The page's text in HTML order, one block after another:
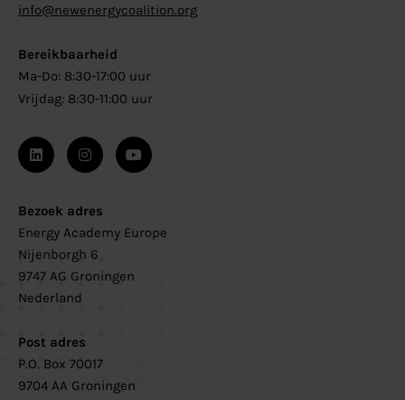
info@newenergycoalition.org
Bereikbaarheid
Ma-Do: 8:30-17:00 uur
Vrijdag: 8:30-11:00 uur
Bezoek adres
Energy Academy Europe
Nijenborgh 6
9747 AG Groningen
Nederland
Post adres
P.O. Box 70017
9704 AA Groningen